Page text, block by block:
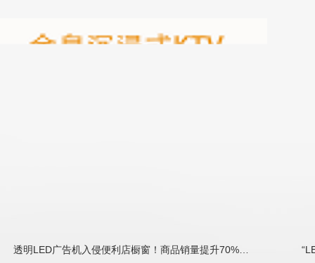
透明LED广告机入侵便利店橱窗！商品销量提升70%的‘魔法玻璃’技术解读”